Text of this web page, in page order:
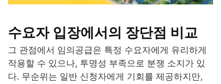
수요자 입장에서의 장단점 비교
그 관점에서 임의공급은 특정 수요자에게 유리하게
작용할 수 있으나, 투명성 부족으로 분쟁 소지가 있
다. 무순위는 일반 신청자에게 기회를 제공하지만,